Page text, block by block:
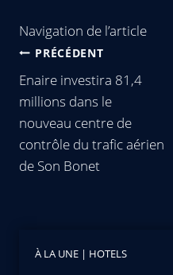
Navigation de l’article
PRÉCÉDENT
Enaire investira 81,4
millions dans le
nouveau centre de
contrôle du trafic aérien
de Son Bonet
À LA UNE | HOTELS